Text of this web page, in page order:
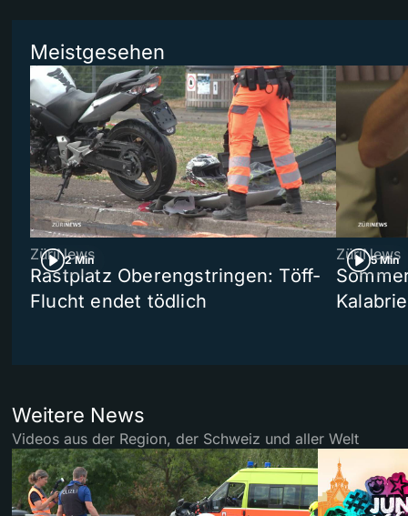
Meistgesehen
2 Min
ZüriNews
Rastplatz Oberengstringen: Töff-
Flucht endet tödlich
5 Min
ZüriNews
Weitere News
Videos aus der Region, der Schweiz und aller Welt